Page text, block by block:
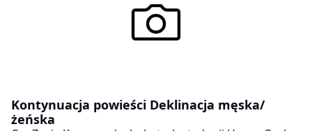
Kontynuacja powieści Deklinacja męska/
żeńska